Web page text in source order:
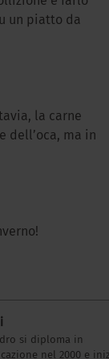
un piatto da
la carne
dell’oca, ma in
si diploma in
nel 2000 e